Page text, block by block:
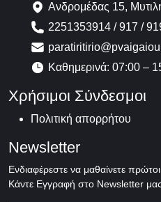
Ανδρομέδας 15,
2251353914 / 917 /
Καθημερινά: 07:00 –
Χρήσιμοι Σύνδεσμοι
Πολιτική απορρήτου
Newsletter
Ενδιαφέρεστε να μαθαίνετε
Κάντε Εγγραφή στο Newsletter μας